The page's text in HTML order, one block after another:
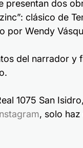
presentan dos
clásico de
Wendy
del narrador y
1075 San
, solo